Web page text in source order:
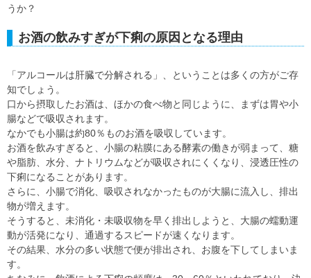
うか？
お酒の飲みすぎが下痢の原因となる理由
「アルコールは肝臓で分解される」、ということは多くの方がご存
知でしょう。
口から摂取したお酒は、ほかの食べ物と同じように、まずは胃や小
腸などで吸収されます。
なかでも小腸は約80％ものお酒を吸収しています。
お酒を飲みすぎると、小腸の粘膜にある酵素の働きが弱まって、糖
や脂肪、水分、ナトリウムなどが吸収されにくくなり、浸透圧性の
下痢になることがあります。
さらに、小腸で消化、吸収されなかったものが大腸に流入し、排出
物が増えます。
そうすると、未消化・未吸収物を早く排出しようと、大腸の蠕動運
動が活発になり、通過するスピードが速くなります。
その結果、水分の多い状態で便が排出され、お腹を下してしまいま
す。